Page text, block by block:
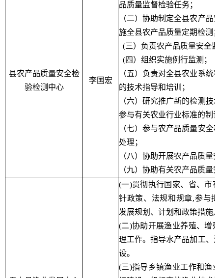
县农产品质量安全检
验检测中心
李国宏
品质量监督检验任务；
（二）协助制定全县农产品
施全县农产品质量定期检测
(三）负责农产品质量安全
(四）组织实施例行监测；
（五）负责对全县农业系统
的技术指导和培训；
（六）研究推广新的检测技
参与有关农业行业标准的制
（七）参与农产品质量安全
处理；
（八）协助开展农产品质量
（九）协助有关农产品质量
(一)贯彻执行国家、省、市
针政策、法规和规章,参与
发展规划、计划和政策措施,
(二)协助开展渔业养殖、增
理工作。指导水产品加工、
设。
(三)指导乡镇渔业工作和渔